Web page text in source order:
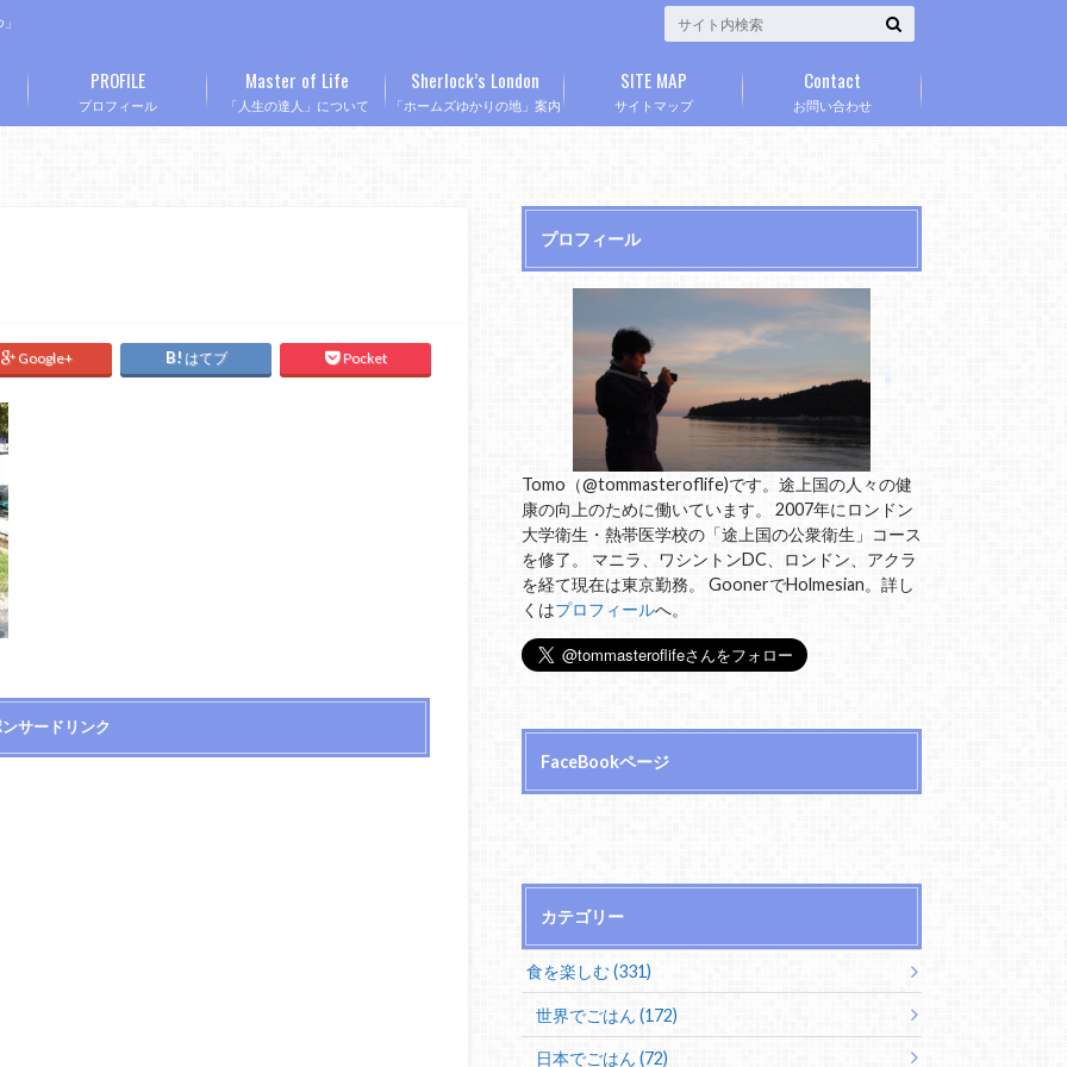
プロフィール
PROFILE
「人生の達人」について
Master of Life
「ホームズゆかりの地」案内
Sherlock’s London
サイトマップ
SITE MAP
お問い合わせ
Contact
Google+ はてブ Pocket
サードリンク
プロフィール
Tomo（@tommasteroflife)です。途上国の人々の健
康の向上のために働いています。 2007年にロンドン
大学衛生・熱帯医学校の「途上国の公衆衛生」コース
を修了。 マニラ、ワシントンDC、ロンドン、アクラ
を経て現在は東京勤務。 GoonerでHolmesian。詳し
くはプロフィールへ。
FaceBookページ
カテゴリー
食を楽しむ (331)
世界でごはん (172)
日本でごはん (72)